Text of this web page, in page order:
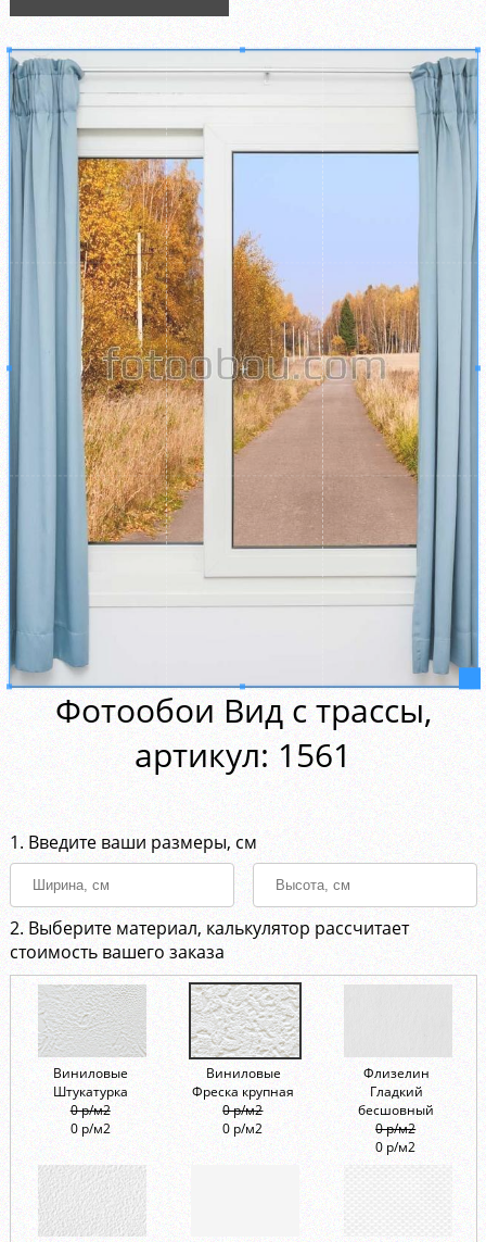
Фотообои Вид с трассы,
aртикул: 1561
1. Введите ваши размеры, см
2. Выберите материал, калькулятор рассчитает
стоимость вашего заказа
Виниловые
Штукатурка
0 р/м2
0 р/м2
Виниловые
Фреска крупная
0 р/м2
0 р/м2
Флизелин
Гладкий
бесшовный
0 р/м2
0 р/м2